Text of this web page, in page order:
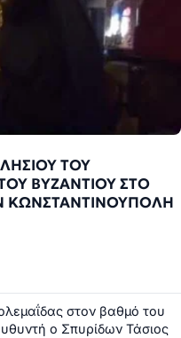
ΤΟΥ
ΒΥΖΑΝΤΙΟΥ ΣΤΟ
ΚΩΝΣΤΑΝΤΙΝΟΥΠΟΛΗ
στον βαθμό του
ο Σπυρίδων Τάσιος